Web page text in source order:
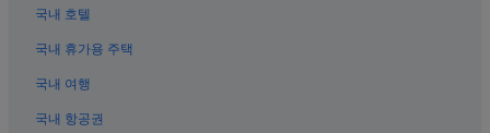
서울의 가족 여행 호텔
명동의 허니문 리조트 및 호텔
명동역의 B&B
서울의 캡슐 호텔
국내 호텔
국내 휴가용 주택
국내 여행
국내 항공권